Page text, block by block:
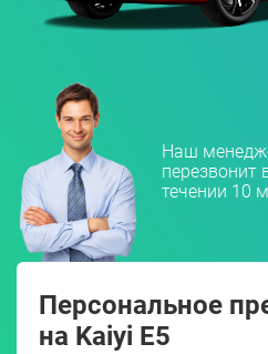
Наш
перезвонит
течении 10
Персональное
на Kaiyi E5